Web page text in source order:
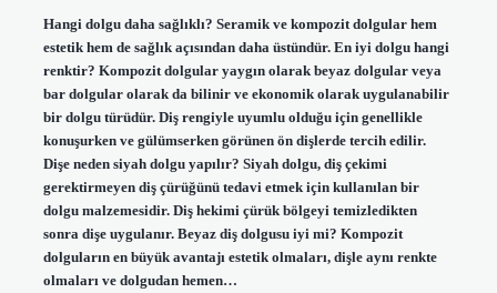
Hangi dolgu daha sağlıklı? Seramik ve kompozit dolgular hem
estetik hem de sağlık açısından daha üstündür. En iyi dolgu hangi
renktir? Kompozit dolgular yaygın olarak beyaz dolgular veya
bar dolgular olarak da bilinir ve ekonomik olarak uygulanabilir
bir dolgu türüdür. Diş rengiyle uyumlu olduğu için genellikle
konuşurken ve gülümserken görünen ön dişlerde tercih edilir.
Dişe neden siyah dolgu yapılır? Siyah dolgu, diş çekimi
gerektirmeyen diş çürüğünü tedavi etmek için kullanılan bir
dolgu malzemesidir. Diş hekimi çürük bölgeyi temizledikten
sonra dişe uygulanır. Beyaz diş dolgusu iyi mi? Kompozit
dolguların en büyük avantajı estetik olmaları, dişle aynı renkte
olmaları ve dolgudan hemen…